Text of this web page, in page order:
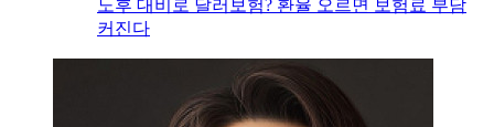
노후 대비로 달러보험? 환율 오르면 보험료 부담
커진다